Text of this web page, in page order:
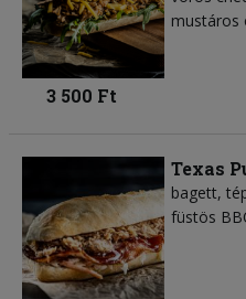
mustáros
3 500 Ft
Texas
bagett,
füstös